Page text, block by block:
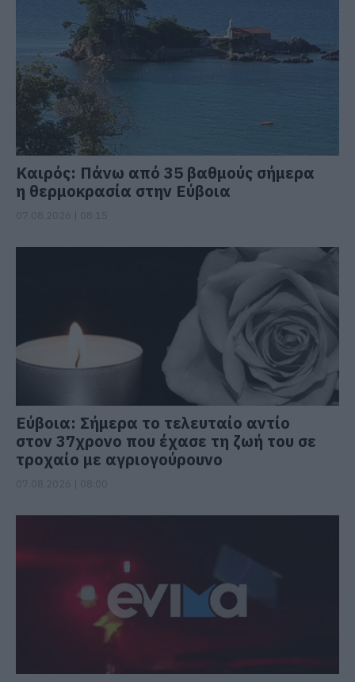
Καιρός: Πάνω από 35 βαθμούς σήμερα
η θερμοκρασία στην Εύβοια
Εύβοια: Σήμερα το τελευταίο αντίο
στον 37χρονο που έχασε τη ζωή του σε
τροχαίο με αγριογούρουνο